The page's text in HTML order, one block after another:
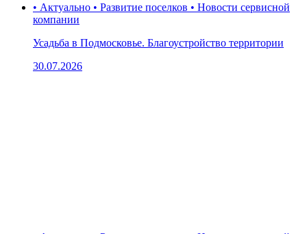
• Актуально • Развитие поселков • Новости сервисной
компании
Усадьба в Подмосковье. Благоустройство территории
30.07.2026